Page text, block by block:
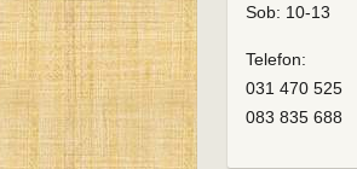
Sob: 10-13
Telefon:
031 470 525
083 835 688